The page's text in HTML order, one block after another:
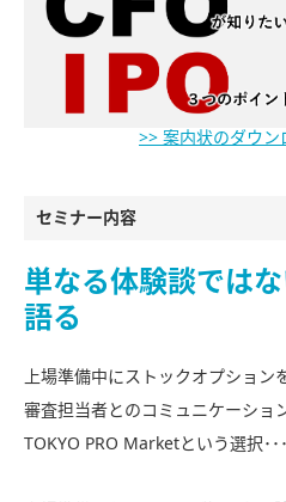
>> 案内状のダウン
セミナー内容
単なる体験談では
語る
上場準備中にストックオプション
審査担当者とのコミュニケーショ
TOKYO PRO Marketという選択･･･